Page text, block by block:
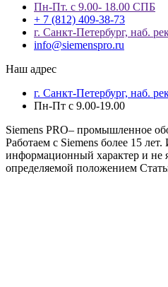
Пн-Пт. с 9.00- 18.00 СПБ
+ 7 (812) 409-38-73
г. Санкт-Петербург, наб.
info@siemenspro.ru
Наш адрес
г. Санкт-Петербург, наб.
Пн-Пт с 9.00-19.00
Siemens PRO– промышленное
Работаем с Siemens более 15
информационный характер и не
определяемой положением